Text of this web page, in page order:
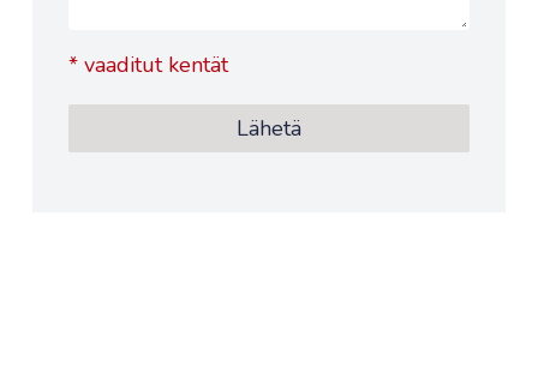
*vaaditut kentät